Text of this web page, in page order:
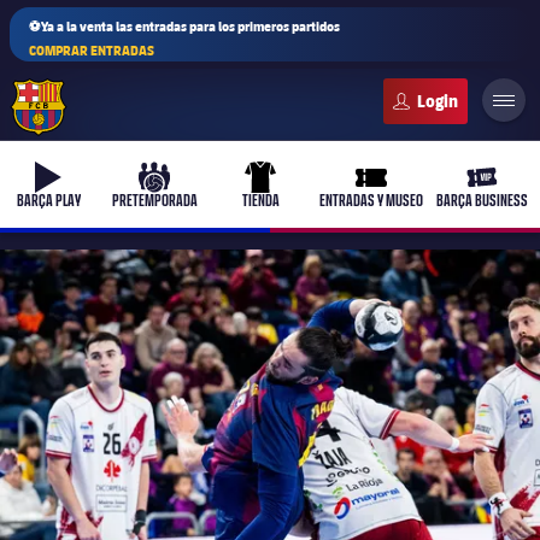
⚽Ya a la venta las entradas para los primeros partidos
COMPRAR ENTRADAS
b-play
BARÇA PLAY
culers-ball
PRETEMPORADA
uniform
TIENDA
ticket-full
ENTRADAS Y MUSEO
ticket-
BARÇA BUSINESS